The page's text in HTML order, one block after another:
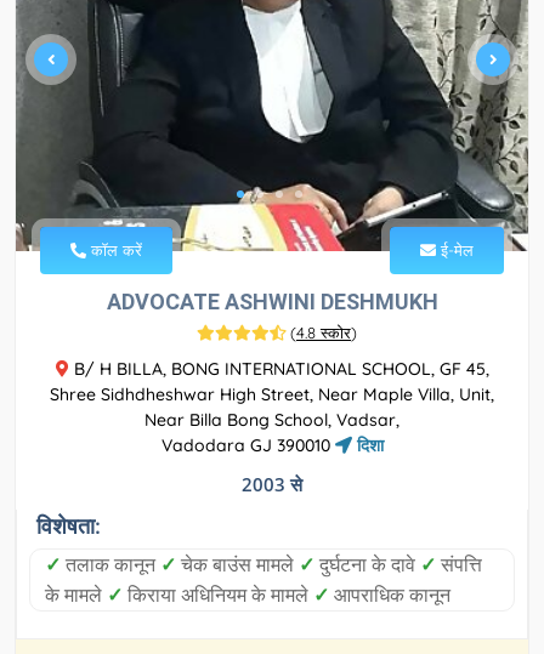
कॉल करें ई-मेल
ADVOCATE ASHWINI DESHMUKH
(4.8 स्कोर)
B/ H BILLA, BONG INTERNATIONAL SCHOOL, GF 45,
Shree Sidhdheshwar High Street, Near Maple Villa, Unit,
Near Billa Bong School, Vadsar,
Vadodara GJ 390010
दिशा
2003 से
विशेषता:
✓ तलाक कानून ✓ चेक बाउंस मामले ✓ दुर्घटना के दावे ✓ संपत्ति
के मामले ✓ किराया अधिनियम के मामले ✓ आपराधिक कानून